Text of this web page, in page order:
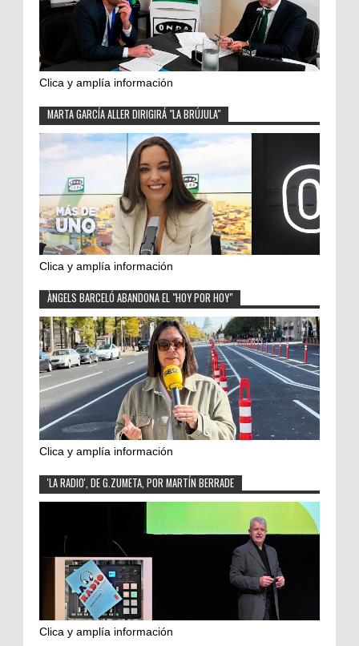
Clica y amplía información
MARTA GARCÍA ALLER DIRIGIRÁ "LA BRÚJULA"
Clica y amplía información
ÀNGELS BARCELÓ ABANDONA EL "HOY POR HOY"
Clica y amplía información
'LA RADIO', DE G.ZUMETA, POR MARTÍN BERRADE
Clica y amplía información